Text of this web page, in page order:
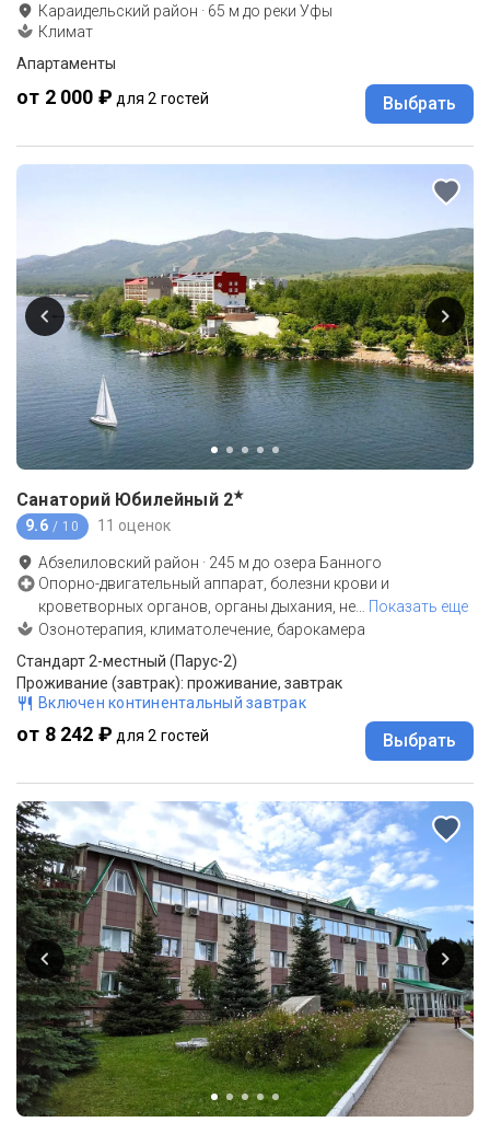
Караидельский район · 65 м до реки Уфы
Климат
Апартаменты
от 2 000 ₽ для 2 гостей Выбрать
Санаторий Юбилейный 2★
9.6 / 10 11 оценок
Абзелиловский район · 245 м до озера Банного
Опорно-двигательный аппарат, болезни крови и
кроветворных органов, органы дыхания, не
Показать еще
Озонотерапия, климатолечение, барокамера
Стандарт 2-местный (Парус-2)
Проживание (завтрак): проживание, завтрак
Включен континентальный завтрак
от 8 242 ₽ для 2 гостей Выбрать